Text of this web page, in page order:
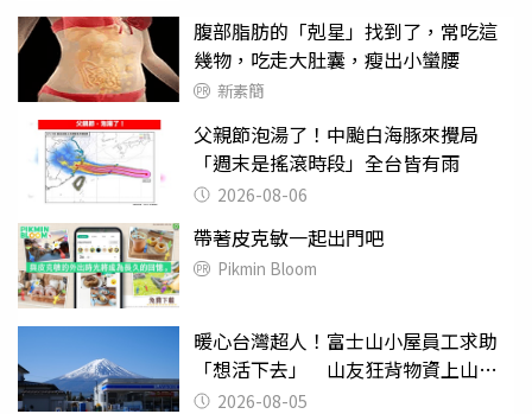
腹部脂肪的「剋星」找到了，常吃這
幾物，吃走大肚囊，瘦出小蠻腰
新素簡
父親節泡湯了！中颱白海豚來攪局
「週末是搖滾時段」全台皆有雨
2026-08-06
帶著皮克敏一起出門吧
Pikmin Bloom
暖心台灣超人！富士山小屋員工求助
「想活下去」 山友狂背物資上山：
台灣真的是寶島
2026-08-05